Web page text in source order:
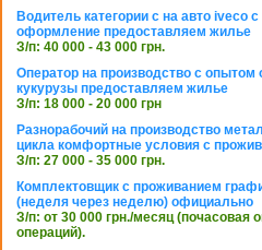
Водитель категории с на авто iveco
оформление предоставляем жилье
З/п: 40 000 - 43 000 грн.
Оператор на производство с опытом
кукурузы предоставляем жилье
З/п: 18 000 - 20 000 грн
Разнорабочий на производство
цикла комфортные условия с
З/п: 27 000 - 35 000 грн.
Комплектовщик с проживанием
(неделя через неделю) официально
З/п: от 30 000 грн./месяц (почасовая
операций).